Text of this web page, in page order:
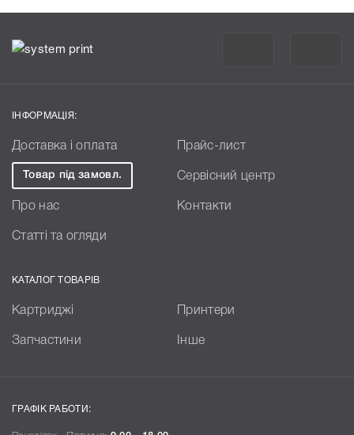
ІНФОРМАЦІЯ:
Доставка і оплата Прайс-лист
Товар під замовл. Сервісний центр
Про нас Контакти
Статті та огляди
КАТАЛОГ ТОВАРІВ
Картриджі Принтери
Запчастини Інше
ГРАФІК РАБОТИ: